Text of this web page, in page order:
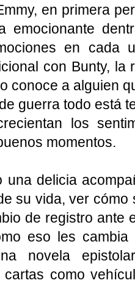
en primera
emocionante
en cada
con Bunty, la
conoce a alguien
guerra todo está
los
momentos.
una delicia
su vida, ver
de registro ante
eso les cambia
novela
cartas como